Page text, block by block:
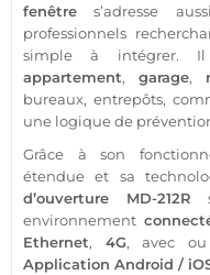
fenêtre s’adresse
professionnels
simple à intégrer. Il
appartement,garage,
bureaux, entrepôts,
une logique de
Grâce à son
étendue et sa
d’ouverture MD-212R
environnement
Ethernet, 4G, avec
Application Android /